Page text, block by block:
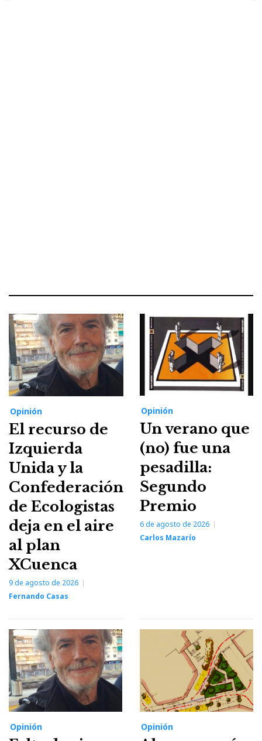
Opinión
El recurso de
Izquierda
Unida y la
Confederación
de Ecologistas
deja en el aire
al plan
XCuenca
9 de agosto de 2026
Fernando Casas
Opinión
Un verano que
(no) fue una
pesadilla:
Segundo
Premio
6 de agosto de 2026
Carlos Mazarío
Opinión Opinión